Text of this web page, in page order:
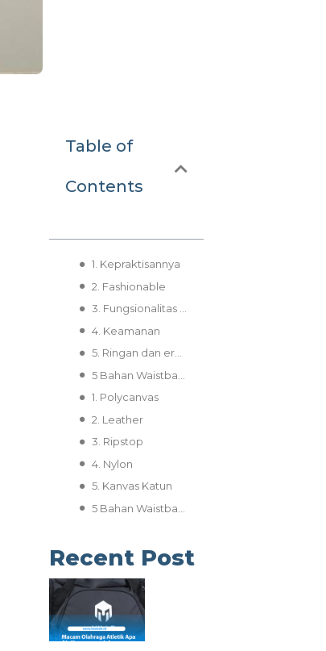
Table of
Contents
1. Kepraktisannya
2. Fashionable
4. Keamanan
5. Ringan dan ergonomis
1. Polycanvas
2. Leather
3. Ripstop
4. Nylon
5. Kanvas Katun
Recent Post